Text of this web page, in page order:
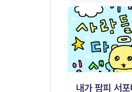
내가 팜피 서